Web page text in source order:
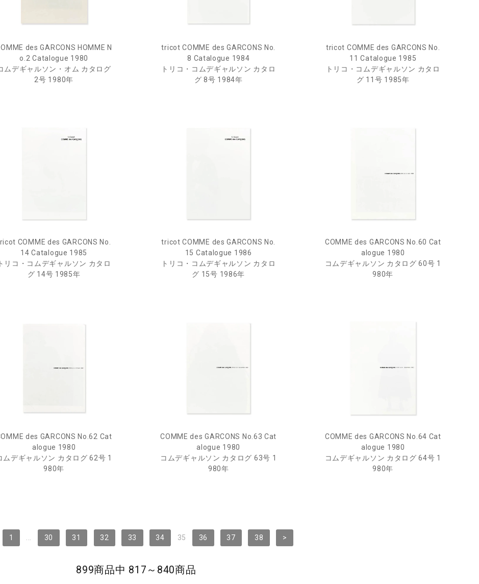
des GARCONS HOMME N
o.2 Catalogue 1980
ムデギャルソン・オム カタログ
2号 1980年
tricot COMME des GARCONS No.
8 Catalogue 1984
トリコ・コムデギャルソン カタロ
グ 8号 1984年
tricot COMME des GARCONS No.
11 Catalogue 1985
トリコ・コムデギャルソン カタロ
グ 11号 1985年
COMME des GARCONS No.
14 Catalogue 1985
トリコ・コムデギャルソン カタロ
グ 14号 1985年
tricot COMME des GARCONS No.
15 Catalogue 1986
トリコ・コムデギャルソン カタロ
グ 15号 1986年
COMME des GARCONS No.60 Cat
alogue 1980
コムデギャルソン カタログ 60号 1
980年
des GARCONS No.62 Cat
alogue 1980
ムデギャルソン カタログ 62号 1
980年
COMME des GARCONS No.63 Cat
alogue 1980
コムデギャルソン カタログ 63号 1
980年
COMME des GARCONS No.64 Cat
alogue 1980
コムデギャルソン カタログ 64号 1
980年
1 ... 30 31 32 33 34 35 36 37 38 >
899商品中 817～840商品